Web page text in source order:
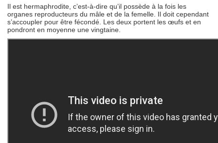
Il est hermaphrodite, c’est-à-dire qu’il possède à la fois les
organes reproducteurs du mâle et de la femelle. Il doit cependant
s’accoupler pour être fécondé. Les deux portent les œufs et en
pondront en moyenne une vingtaine.